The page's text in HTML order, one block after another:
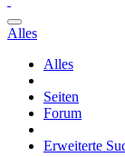
Alles
Alles
Seiten
Forum
Erweiterte